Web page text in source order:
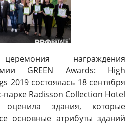
награждения
GREEN Awards: High
2019 состоялась 18 сентября
парке Radisson Collection Hotel
здания, которые
основные атрибуты зданий